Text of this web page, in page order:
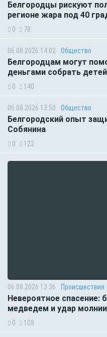
Белгородцы рискуют
регионе жара под 40
0 78
06.08.2026 14:02 Общество
Белгородцам могут
деньгами собрать
0 140
06.08.2026 13:50 Общество
Белгородский опыт
Собянина
0 122
06.08.2026 13:36 Происшествия
Невероятное спасение:
медведем и удар молнии
0 108